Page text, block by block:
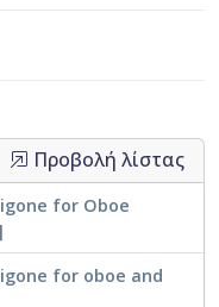
Προβολή λίστας
for Oboe
for oboe and